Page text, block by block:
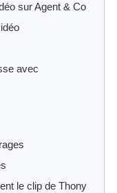
sur Agent & Co
avec
le clip de Thony